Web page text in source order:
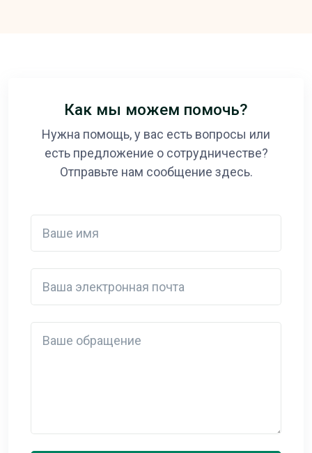
Как мы можем помочь?
Нужна помощь, у вас есть вопросы или
есть предложение о сотрудничестве?
Отправьте нам сообщение здесь.